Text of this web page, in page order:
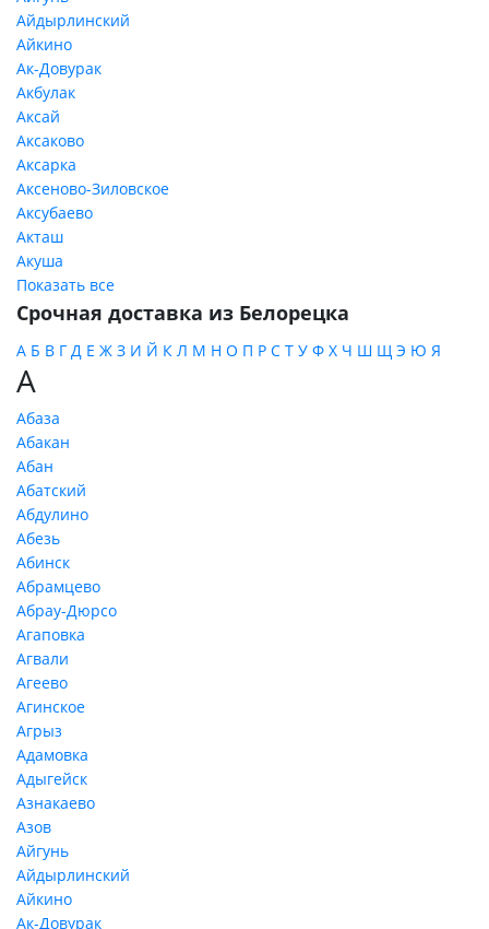
Айдырлинский
Айкино
Ак-Довурак
Акбулак
Аксай
Аксаково
Аксарка
Аксеново-Зиловское
Аксубаево
Акташ
Акуша
Показать все
Срочная доставка из Белорецка
А Б В Г Д Е Ж З И Й К Л М Н О П Р С Т У Ф Х Ч Ш Щ Э Ю Я
А
Абаза
Абакан
Абан
Абатский
Абдулино
Абезь
Абинск
Абрамцево
Абрау-Дюрсо
Агаповка
Агвали
Агеево
Агинское
Агрыз
Адамовка
Адыгейск
Азнакаево
Азов
Айгунь
Айдырлинский
Айкино
Ак-Довурак